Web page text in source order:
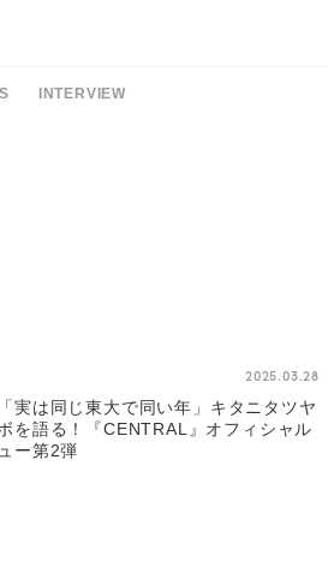
INTERVIEW
2025.03.28
実は同じ東大で同い年」キタニタツヤ
を語る！『CENTRAL』オフィシャル
ー第2弾